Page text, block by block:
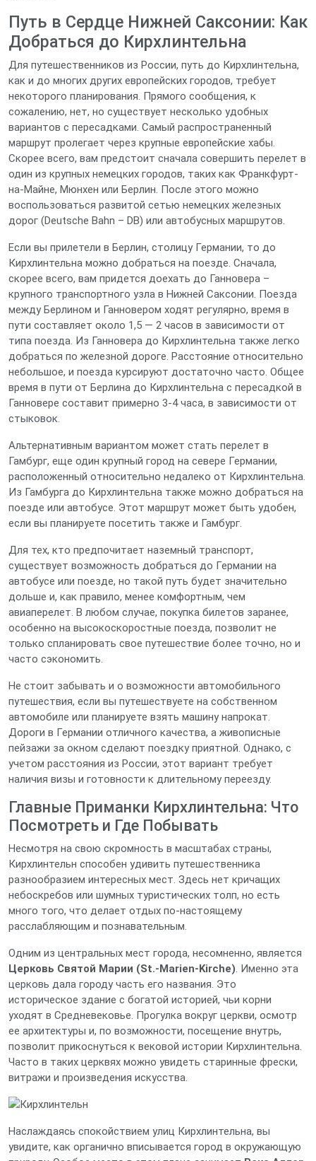
Путь в Сердце Нижней Саксонии: Как
Добраться до Кирхлинтельна
Для путешественников из России, путь до Кирхлинтельна,
как и до многих других европейских городов, требует
некоторого планирования. Прямого сообщения, к
сожалению, нет, но существует несколько удобных
вариантов с пересадками. Самый распространенный
маршрут пролегает через крупные европейские хабы.
Скорее всего, вам предстоит сначала совершить перелет в
один из крупных немецких городов, таких как Франкфурт-
на-Майне, Мюнхен или Берлин. После этого можно
воспользоваться развитой сетью немецких железных
дорог (Deutsche Bahn – DB) или автобусных маршрутов.
Если вы прилетели в Берлин, столицу Германии, то до
Кирхлинтельна можно добраться на поезде. Сначала,
скорее всего, вам придется доехать до Ганновера –
крупного транспортного узла в Нижней Саксонии. Поезда
между Берлином и Ганновером ходят регулярно, время в
пути составляет около 1,5 — 2 часов в зависимости от
типа поезда. Из Ганновера до Кирхлинтельна также легко
добраться по железной дороге. Расстояние относительно
небольшое, и поезда курсируют достаточно часто. Общее
время в пути от Берлина до Кирхлинтельна с пересадкой в
Ганновере составит примерно 3-4 часа, в зависимости от
стыковок.
Альтернативным вариантом может стать перелет в
Гамбург, еще один крупный город на севере Германии,
расположенный относительно недалеко от Кирхлинтельна.
Из Гамбурга до Кирхлинтельна также можно добраться на
поезде или автобусе. Этот маршрут может быть удобен,
если вы планируете посетить также и Гамбург.
Для тех, кто предпочитает наземный транспорт,
существует возможность добраться до Германии на
автобусе или поезде, но такой путь будет значительно
дольше и, как правило, менее комфортным, чем
авиаперелет. В любом случае, покупка билетов заранее,
особенно на высокоскоростные поезда, позволит не
только спланировать свое путешествие более точно, но и
часто сэкономить.
Не стоит забывать и о возможности автомобильного
путешествия, если вы путешествуете на собственном
автомобиле или планируете взять машину напрокат.
Дороги в Германии отличного качества, а живописные
пейзажи за окном сделают поездку приятной. Однако, с
учетом расстояния из России, этот вариант требует
наличия визы и готовности к длительному переезду.
Главные Приманки Кирхлинтельна: Что
Посмотреть и Где Побывать
Несмотря на свою скромность в масштабах страны,
Кирхлинтельн способен удивить путешественника
разнообразием интересных мест. Здесь нет кричащих
небоскребов или шумных туристических толп, но есть
много того, что делает отдых по-настоящему
расслабляющим и познавательным.
Одним из центральных мест города, несомненно, является
Церковь Святой Марии (St.-Marien-Kirche). Именно эта
церковь дала городу часть его названия. Это
историческое здание с богатой историей, чьи корни
уходят в Средневековье. Прогулка вокруг церкви, осмотр
ее архитектуры и, по возможности, посещение внутрь,
позволит прикоснуться к вековой истории Кирхлинтельна.
Часто в таких церквях можно увидеть старинные фрески,
витражи и произведения искусства.
Наслаждаясь спокойствием улиц Кирхлинтельна, вы
увидите, как органично вписывается город в окружающую